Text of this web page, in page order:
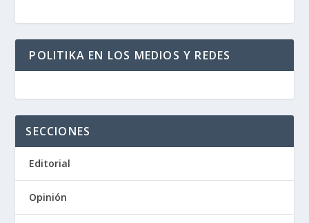
POLITIKA EN LOS MEDIOS Y REDES
SECCIONES
Editorial
Opinión